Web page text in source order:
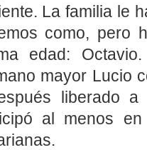
La familia le
como, pero
edad:
mayor Lucio
liberado
al menos